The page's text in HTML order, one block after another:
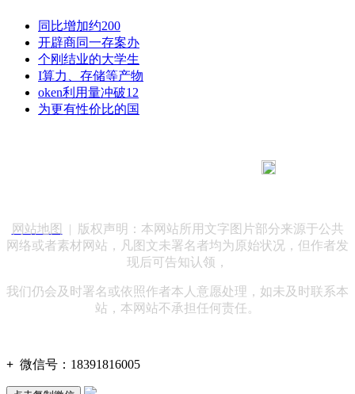
同比增加约200
开辟商同一存案办
个刚结业的大学生
I算力、存储等产物
oken利用量冲破12
为更有性价比的国
网站地图
| 版权声明：本网站所用文字图片部分来源于公共
网络或者素材网站，凡图文未署名者均为原始状况，但作者发
现后可告知认领，
我们仍会及时署名或依照作者本人意愿处理，如未及时联系本
站，本网站不承担任何责任。
+ 微信号： 18391816005